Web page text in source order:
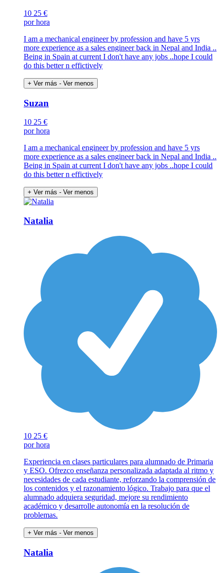
10 25 €
por hora
I am a mechanical engineer by profession and have 5 yrs
more experience as a sales engineer back in Nepal and India ..
Being in Spain at current I don't have any jobs ..hope I could
do this better n effictively
+ Ver más - Ver menos
Suzan
10 25 €
por hora
I am a mechanical engineer by profession and have 5 yrs
more experience as a sales engineer back in Nepal and India ..
Being in Spain at current I don't have any jobs ..hope I could
do this better n effictively
+ Ver más - Ver menos
Natalia
10 25 €
por hora
Experiencia en clases particulares para alumnado de Primaria
y ESO. Ofrezco enseñanza personalizada adaptada al ritmo y
necesidades de cada estudiante, reforzando la comprensión de
los contenidos y el razonamiento lógico. Trabajo para que el
alumnado adquiera seguridad, mejore su rendimiento
académico y desarrolle autonomía en la resolución de
problemas.
+ Ver más - Ver menos
Natalia